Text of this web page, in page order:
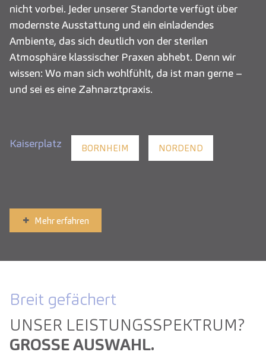
nicht vorbei. Jeder unserer Standorte verfügt über
modernste Ausstattung und ein einladendes
Ambiente, das sich deutlich von der sterilen
Atmosphäre klassischer Praxen abhebt. Denn wir
wissen: Wo man sich wohlfühlt, da ist man gerne –
und sei es eine Zahnarztpraxis.
Kaiserplatz BORNHEIM NORDEND
Mehr erfahren
Breit gefächert
UNSER LEISTUNGS­SPEKTRUM?
GROSSE AUSWAHL.